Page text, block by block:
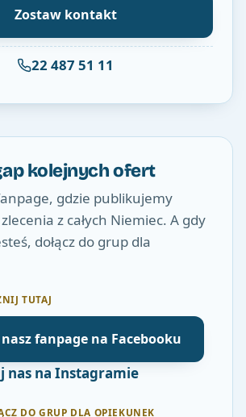
Zostaw kontakt
22 487 51 11
kolejnych ofert
gdzie publikujemy
z całych Niemiec. A gdy
dołącz do grup dla
TUTAJ
fanpage na Facebooku
nas na Instagramie
DO GRUP DLA OPIEKUNEK